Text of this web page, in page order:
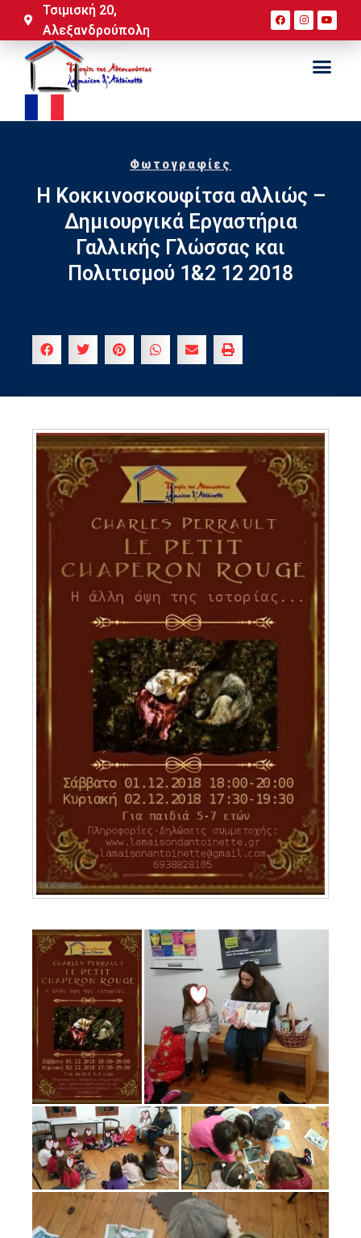
Τσιμισκή 20,
Αλεξανδρούπολη
Φωτογραφίες
Η Κοκκινοσκουφίτσα αλλιώς –
Δημιουργικά Εργαστήρια
Γαλλικής Γλώσσας και
Πολιτισμού 1&2 12 2018